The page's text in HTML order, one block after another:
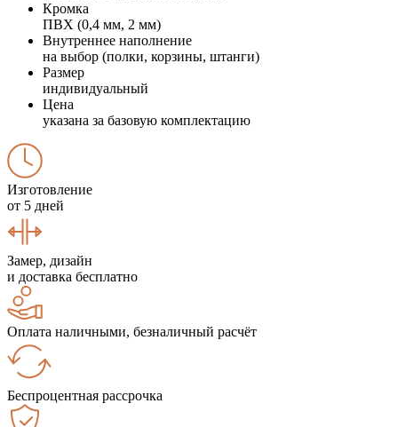
Кромка
ПВХ (0,4 мм, 2 мм)
Внутреннее наполнение
на выбор (полки, корзины, штанги)
Размер
индивидуальный
Цена
указана за базовую комплектацию
Изготовление
от 5 дней
Замер, дизайн
и доставка бесплатно
Оплата наличными, безналичный расчёт
Беспроцентная рассрочка